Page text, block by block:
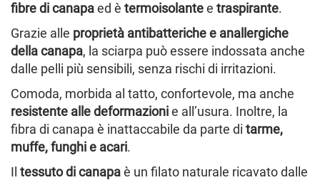
fibre di canapaed è termoisolantee traspirante.
Grazie alle proprietà antibatteriche e anallergiche
della canapa, la sciarpa può essere indossata anche
dalle pelli più sensibili, senza rischi di irritazioni.
Comoda, morbida al tatto, confortevole, ma anche
resistente alle deformazionie all’usura. Inoltre, la
fibra di canapa è inattaccabile da parte di tarme,
muffe, funghi e acari.
Il tessuto di canapaè un filato naturale ricavato dalle